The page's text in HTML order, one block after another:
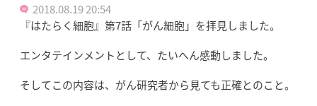
2018.08.19 20:54
『はたらく細胞』第7話「がん細胞」を拝見しました。
エンタテインメントとして、たいへん感動しました。
そしてこの内容は、がん研究者から見ても正確とのこと。